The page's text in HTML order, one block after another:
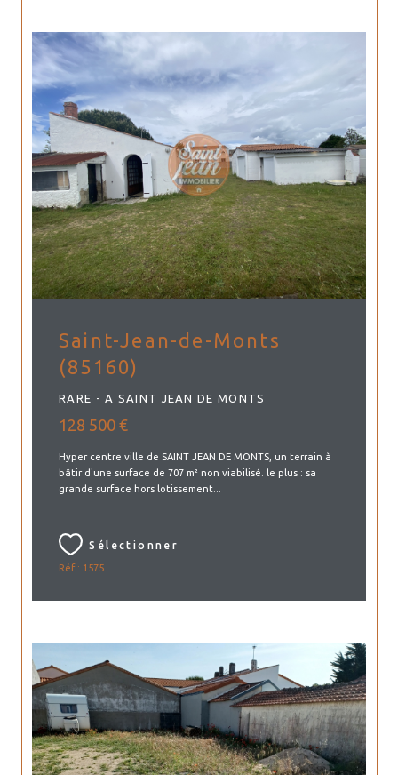
Saint-Jean-de-Monts
(85160)
RARE - A SAINT JEAN DE MONTS
128 500 €
Hyper centre ville de SAINT JEAN DE MONTS, un terrain à
bâtir d'une surface de 707 m² non viabilisé. le plus : sa
grande surface hors lotissement...
Sélectionner
Réf : 1575